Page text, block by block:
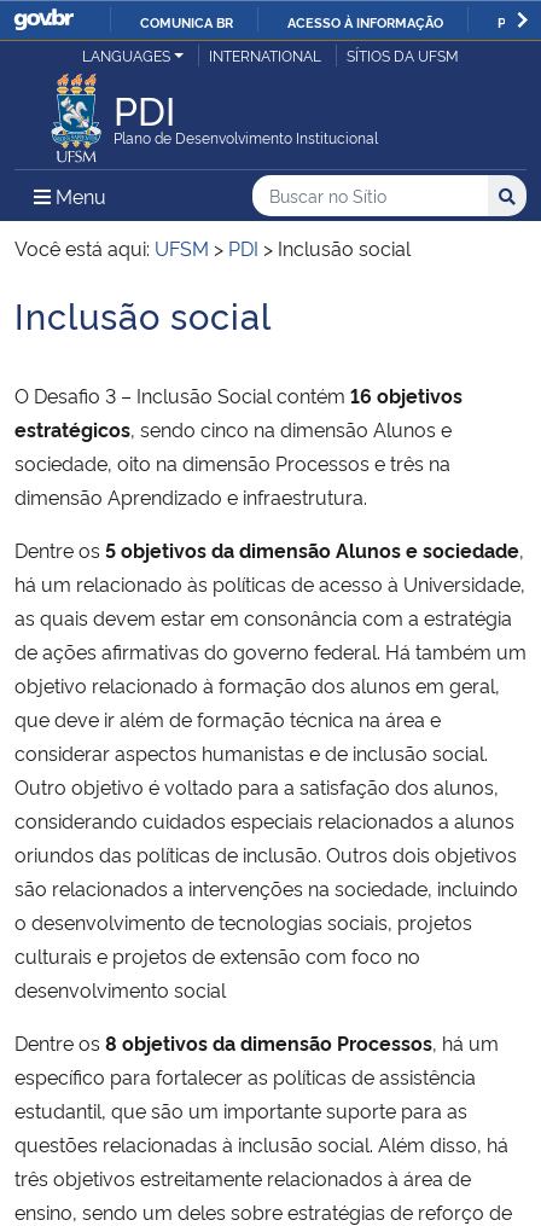
IR
COMUNICA BR ACESSO À INFORMAÇÃO
Ministério da Justiça e Segurança Pública
Ministério da Defesa
Ministério das Relações Exteriores
Ministério da Economia
Ministério da Agricultura, Pecuária e Abastecimento
Ministério da Educação
Ministério da Cidadania
Ministério da Saúde
Ministério de Minas e Energia
Ministério da Ciência, Tecnologia, Inovações e Comunicações
Ministério do Meio Ambiente
Ministério do Turismo
Ministério do Desenvolvimento Regional
Ministério da Mulher, da Família e dos Direitos Humanos
Secretaria-Geral
Secretaria de Governo
LANGUAGES INTERNATIONAL SÍTIOS DA UFSM
PDI
Plano de Desenvolvimento Institucional
Menu Menu Principal do Sítio
Busca
Buscar no no Sítio
Busca:
Você está aqui: UFSM > PDI > Inclusão social
Início do conteúdo
Inclusão social
O Desafio 3 – Inclusão Social contém 16 objetivos
estratégicos, sendo cinco na dimensão Alunos e
sociedade, oito na dimensão Processos e três na
dimensão Aprendizado e infraestrutura.
Dentre os 5 objetivos da dimensão Alunos e sociedade,
há um relacionado às políticas de acesso à Universidade,
as quais devem estar em consonância com a estratégia
de ações afirmativas do governo federal. Há também um
objetivo relacionado à formação dos alunos em geral,
que deve ir além de formação técnica na área e
considerar aspectos humanistas e de inclusão social.
Outro objetivo é voltado para a satisfação dos alunos,
considerando cuidados especiais relacionados a alunos
oriundos das políticas de inclusão. Outros dois objetivos
são relacionados a intervenções na sociedade, incluindo
o desenvolvimento de tecnologias sociais, projetos
culturais e projetos de extensão com foco no
desenvolvimento social
Dentre os 8 objetivos da dimensão Processos, há um
específico para fortalecer as políticas de assistência
estudantil, que são um importante suporte para as
questões relacionadas à inclusão social. Além disso, há
três objetivos estreitamente relacionados à área de
ensino, sendo um deles sobre estratégias de reforço de